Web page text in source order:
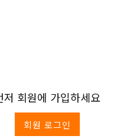
저 회원에 가입하세요
회원 로그인